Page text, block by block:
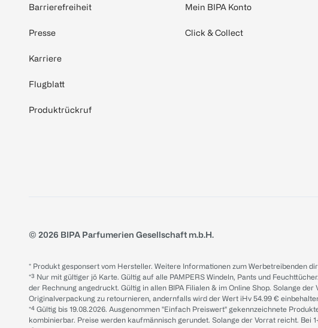
Barrierefreiheit
Presse
Karriere
Flugblatt
Produktrückruf
Mein BIPA Konto
Click & Collect
© 2026 BIPA Parfumerien Gesellschaft m.b.H.
* Produkt gesponsert vom Hersteller. Weitere Informationen zum Werbetreibenden
*³ Nur mit gültiger jö Karte. Gültig auf alle PAMPERS Windeln, Pants und
der Rechnung angedruckt. Gültig in allen BIPA Filialen & im Online Shop. Solange
Originalverpackung zu retournieren, andernfalls wird der Wert iHv 54.99 €
*⁴ Gültig bis 19.08.2026. Ausgenommen "Einfach Preiswert" gekennzeichnete
kombinierbar. Preise werden kaufmännisch gerundet. Solange der Vorrat reicht. Bei